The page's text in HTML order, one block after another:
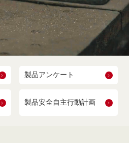
製品アンケート
製品安全自主行動計画